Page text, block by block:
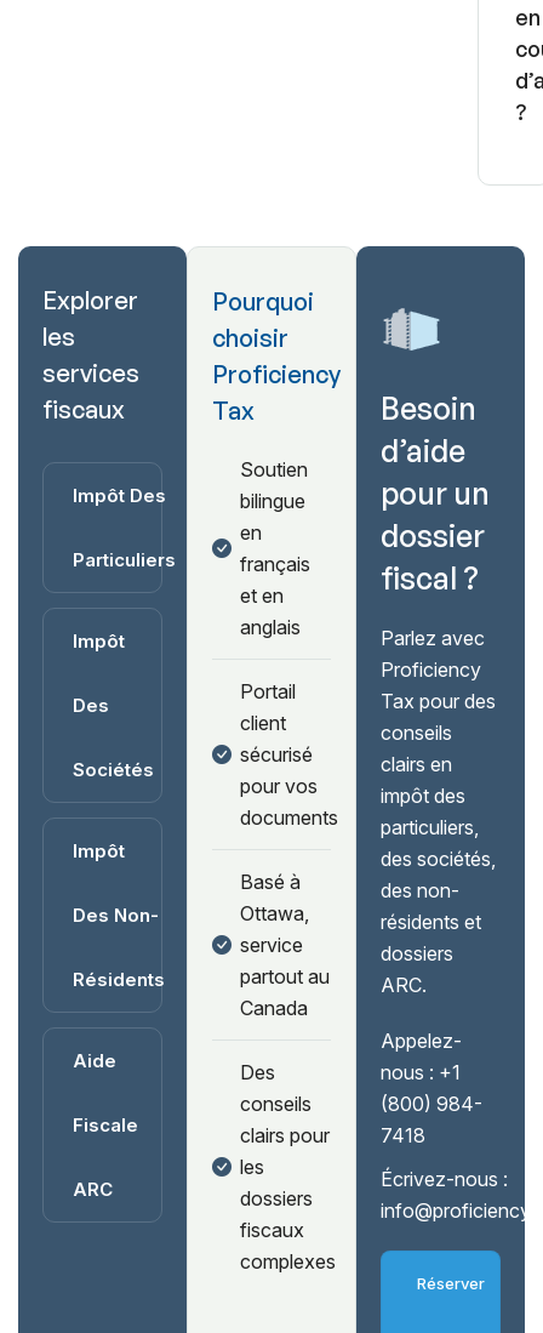
en
?
Explorer
les
services
fiscaux
Impôt Des
Particuliers
Impôt
Des
Sociétés
Impôt
Des Non-
Résidents
Aide
Fiscale
ARC
Pourquoi
choisir
Proficiency
Tax
Soutien
bilingue
en
français
et en
anglais
Portail
client
sécurisé
pour vos
documents
Basé à
Ottawa,
service
partout au
Canada
Des
conseils
clairs pour
les
dossiers
fiscaux
complexes
Besoin
d’aide
pour un
dossier
fiscal ?
Parlez avec
Proficiency
Tax pour des
conseils
clairs en
impôt des
particuliers,
des sociétés,
des non-
résidents et
dossiers
ARC.
Appelez-
nous : +1
(800) 984-
7418
Écrivez-nous :
Réserver